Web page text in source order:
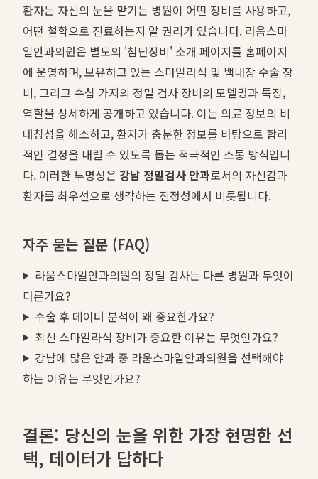
환자는 자신의 눈을 맡기는 병원이 어떤 장비를 사용하고,
어떤 철학으로 진료하는지 알 권리가 있습니다. 라움스마
일안과의원은 별도의 '첨단장비' 소개 페이지를 홈페이지
에 운영하며, 보유하고 있는 스마일라식 및 백내장 수술 장
비, 그리고 수십 가지의 정밀 검사 장비의 모델명과 특징,
역할을 상세하게 공개하고 있습니다. 이는 의료 정보의 비
대칭성을 해소하고, 환자가 충분한 정보를 바탕으로 합리
적인 결정을 내릴 수 있도록 돕는 적극적인 소통 방식입니
다. 이러한 투명성은 강남 정밀검사 안과로서의 자신감과
환자를 최우선으로 생각하는 진정성에서 비롯됩니다.
자주 묻는 질문 (FAQ)
라움스마일안과의원의 정밀 검사는 다른 병원과 무엇이
다른가요?
수술 후 데이터 분석이 왜 중요한가요?
최신 스마일라식 장비가 중요한 이유는 무엇인가요?
강남에 많은 안과 중 라움스마일안과의원을 선택해야
하는 이유는 무엇인가요?
결론: 당신의 눈을 위한 가장 현명한 선
택, 데이터가 답하다